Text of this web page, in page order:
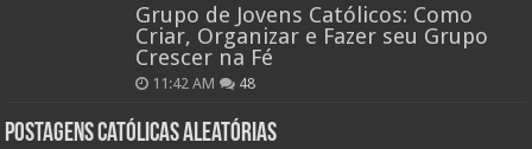
Grupo de Jovens Católicos: Como
Criar, Organizar e Fazer seu Grupo
Crescer na Fé
11:42 AM 48
Postagens católicas aleatórias